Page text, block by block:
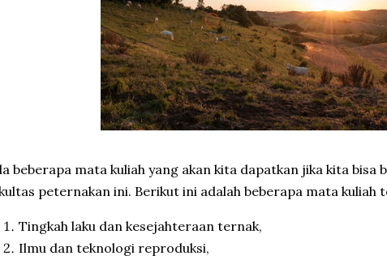
beberapa mata kuliah yang akan kita dapatkan jika kita bisa
peternakan ini. Berikut ini adalah beberapa mata kuliah
Tingkah laku dan kesejahteraan ternak,
Ilmu dan teknologi reproduksi,